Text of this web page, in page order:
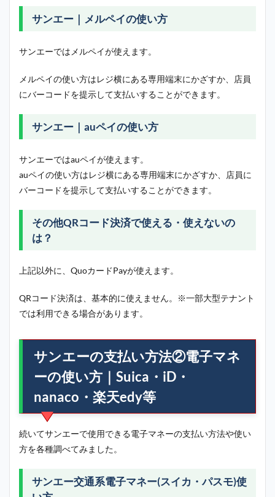
サンエー｜メルペイの使い方
サンエーではメルペイが使えます。
メルペイの使い方はレジ横にある専用端末にかざすか、店員
にバーコードを提示して支払いすることができます。
サンエー｜auペイの使い方
サンエーではauペイが使えます。
auペイの使い方はレジ横にある専用端末にかざすか、店員に
バーコードを提示して支払いすることができます。
その他QRコード決済で使える・使えないの
は？
上記以外に、QuoカードPayが使えます。
QRコード決済は、基本的に使えません。※一部大型テナント
では利用できる場合があります。
サンエーの支払い方法②電子マネ
ーの使い方｜Suica・iD・
nanaco・楽天edy等
続いてサンエーで使用できる電子マネーの支払い方法や使い
方を各種調べてみました。
サンエー交通系電子マネー(スイカ・パスモ)使